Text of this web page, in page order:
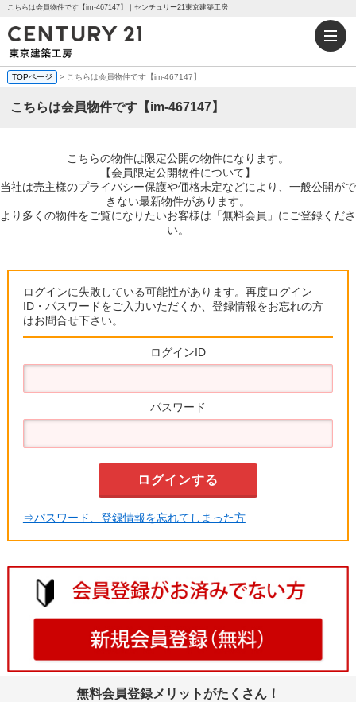
こちらは会員物件です【im-467147】｜センチュリー21東京建築工房
TOPページ > こちらは会員物件です【im-467147】
こちらは会員物件です【im-467147】
こちらの物件は限定公開の物件になります。
【会員限定公開物件について】
当社は売主様のプライバシー保護や価格未定などにより、一般公開がで
きない最新物件があります。
より多くの物件をご覧になりたいお客様は「無料会員」にご登録くださ
い。
ログインに失敗している可能性があります。再度ログイン
ID・パスワードをご入力いただくか、登録情報をお忘れの方
はお問合せ下さい。
ログインID
パスワード
⇒パスワード、登録情報を忘れてしまった方
無料会員登録メリットがたくさん！